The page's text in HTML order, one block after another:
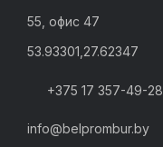
55, офис 47
53.93301,27.62347
+375 17 357-49-28
info@belprombur.by